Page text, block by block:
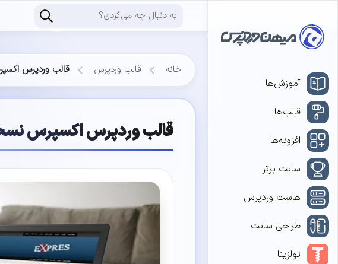
آموزش‌ها
قالب‌ها
افزونه‌ها
سایت برتر
هاست وردپرس
طراحی سایت
تولزینا
خانه قالب وردپرس قالب وردپرس
قالب وردپرس اکسپرس